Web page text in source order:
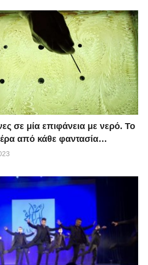
σε μία επιφάνεια με νερό. Το
από κάθε φαντασία…